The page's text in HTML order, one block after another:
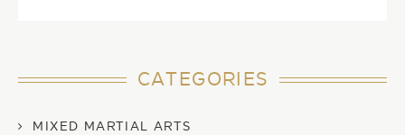
CATEGORIES
MIXED MARTIAL ARTS